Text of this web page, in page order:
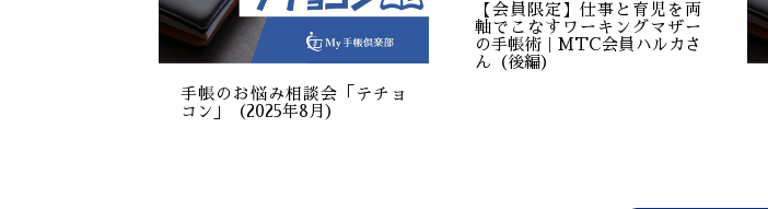
手帳のお悩み相談会「テチョ
コン」（2025年8月）
【会員限定】仕事と育児を両
軸でこなすワーキングマザー
の手帳術｜MTC会員ハルカさ
ん（後編）